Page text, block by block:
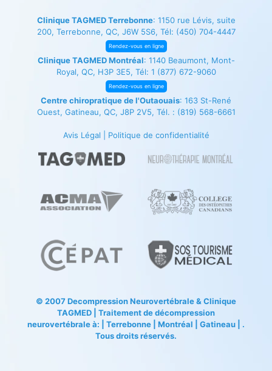
Clinique TAGMED Terrebonne: 1150 rue Lévis, suite
200, Terrebonne, QC, J6W 5S6, Tél: (450) 704-4447
Rendez-vous en ligne
Clinique TAGMED Montréal: 1140 Beaumont, Mont-
Royal, QC, H3P 3E5, Tél: 1 (877) 672-9060
Rendez-vous en ligne
Centre chiropratique de l'Outaouais: 163 St-René
Ouest, Gatineau, QC, J8P 2V5, Tél. : (819) 568-6661
Avis Légal Politique de confidentialité
© 2007Decompression Neurovertébrale& Clinique
TAGMED | Traitement de décompression
neurovertébrale à: | Terrebonne | Montréal | Gatineau | .
Tous droits réservés.